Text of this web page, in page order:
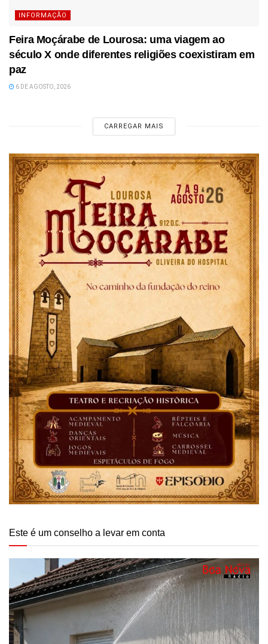
INFORMAÇÃO
Feira Moçárabe de Lourosa: uma viagem ao
século X onde diferentes religiões coexistiram em
paz
6 DE AGOSTO, 2026
CARREGAR MAIS
Este é um conselho a levar em conta